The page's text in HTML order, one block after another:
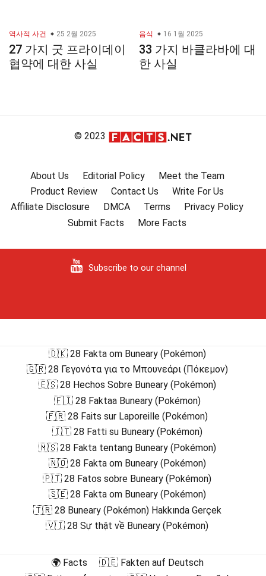
역사적 사건 25 2월 2025
27 가지 굿 프라이데이
협약에 대한 사실
음식 16 1월 2025
33 가지 바클라바에 대
한 사실
© 2023
About Us Editorial Policy
Meet the Team
Product Review
Contact Us
Write For Us
Affiliate Disclosure
DMCA Terms
Privacy Policy
Submit Facts
More Facts
Subscribe to our channel
🇩🇰 28 Fakta om Buneary (Pokémon)
🇬🇷 28 Γεγονότα για το Μπουνεάρι (Πόκεμον)
🇪🇸 28 Hechos Sobre Buneary (Pokémon)
🇫🇮 28 Faktaa Buneary (Pokémon)
🇫🇷 28 Faits sur Laporeille (Pokémon)
🇮🇹 28 Fatti su Buneary (Pokémon)
🇲🇸 28 Fakta tentang Buneary (Pokémon)
🇳🇴 28 Fakta om Buneary (Pokémon)
🇵🇹 28 Fatos sobre Buneary (Pokémon)
🇸🇪 28 Fakta om Buneary (Pokémon)
🇹🇷 28 Buneary (Pokémon) Hakkında Gerçek
🇻🇮 28 Sự thật về Buneary (Pokémon)
🌍 Facts
🇩🇪 Fakten auf Deutsch